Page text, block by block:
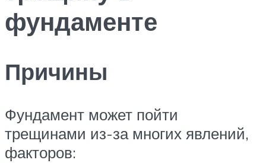
фундаменте
Причины
Фундамент может пойти
трещинами из-за многих явлений,
факторов: